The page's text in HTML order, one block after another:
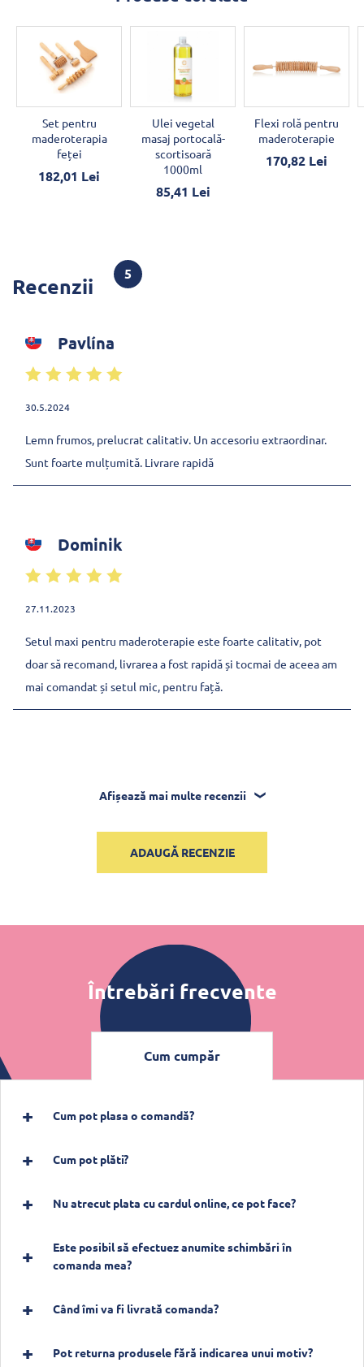
Set pentru
maderoterapia
feței
182,01 Lei
Ulei vegetal
masaj portocală-
scortisoară
1000ml
85,41 Lei
Flexi rolă pentru
maderoterapie
170,82 Lei
Recenzii 5
Pavlína
30.5.2024
Lemn frumos, prelucrat calitativ. Un accesoriu extraordinar.
Sunt foarte mulțumită. Livrare rapidă
Dominik
27.11.2023
Setul maxi pentru maderoterapie este foarte calitativ, pot
doar să recomand, livrarea a fost rapidă și tocmai de aceea am
mai comandat și setul mic, pentru față.
Afișează mai multe recenzii
ADAUGĂ RECENZIE
Întrebări frecvente
Cum cumpăr
Cum pot plasa o comandă?
Cum pot plăti?
Nu atrecut plata cu cardul online, ce pot face?
Este posibil să efectuez anumite schimbări în
comanda mea?
Când îmi va fi livrată comanda?
Pot returna produsele fără indicarea unui motiv?